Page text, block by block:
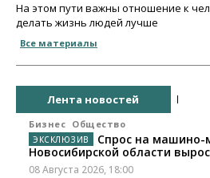
На этом пути важны отношение к
делать жизнь людей лучше
Все материалы
Лента новостей
Бизнес Общество
Спрос на машино-
Новосибирской области
08 Августа 2026, 18:00